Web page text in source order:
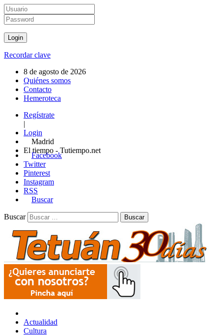
Recordar clave
8 de agosto de 2026
Quiénes somos
Contacto
Hemeroteca
Regístrate
|
Login
Madrid
El tiempo - Tutiempo.net
Facebook
Twitter
Pinterest
Instagram
RSS
Buscar
Buscar
Actualidad
Cultura